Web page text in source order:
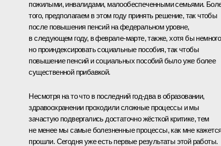
пожилыми, инвалидами, малообеспеченными семьями.
того, предполагаем в этом году принять решение, так чтобы
после повышения пенсий на федеральном уровне,
в следующем году, в феврале-марте, также, хотя бы
но проиндексировать социальные пособия, так чтобы
повышение пенсий и социальных пособий было уже более
существенной прибавкой.
Несмотря на то что в последний год-два в образовании,
здравоохранении проходили сложные процессы и мы
зачастую подвергались достаточно жёсткой критике, тем
не менее мы самые болезненные процессы, как мне
прошли. Сегодня уже есть первые результаты этой работы.